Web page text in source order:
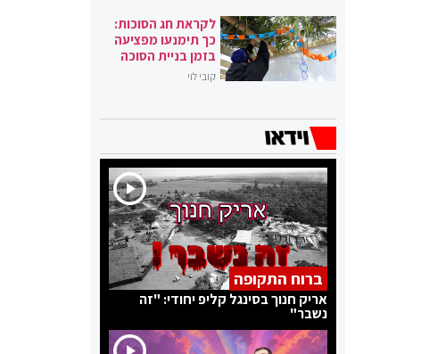
לקראת חג הסוכות:
כך תימנעו מפציעה
בזמן בניית הסוכה
קובי לוי
ברוח התקופה
אריק חנוך בסינגל קליפ יחודי: "זה
נשבר"